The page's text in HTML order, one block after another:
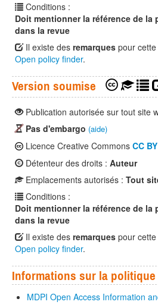
Conditions :
Doit mentionner la référence de
dans la revue
Il existe des remarques pour
Open policy finder.
Version soumise
Publication autorisée sur tout site
Pas d'embargo (aide)
Licence Creative Commons CC BY
Détenteur des droits : Auteur
Emplacements autorisés : Tout
Conditions :
Doit mentionner la référence de
dans la revue
Il existe des remarques pour
Open policy finder.
Informations sur la
MDPI Open Access Information